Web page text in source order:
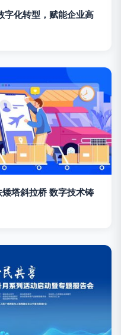
字化转型，赋能企业高
塔斜拉桥 数字技术铸